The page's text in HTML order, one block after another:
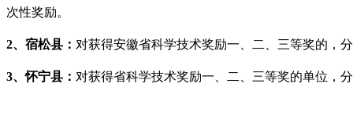
次性奖励。
2、宿松县： 对获得安徽省科学技术奖励一、二、三等奖的，
3、怀宁县： 对获得省科学技术奖励一、二、三等奖的单位，